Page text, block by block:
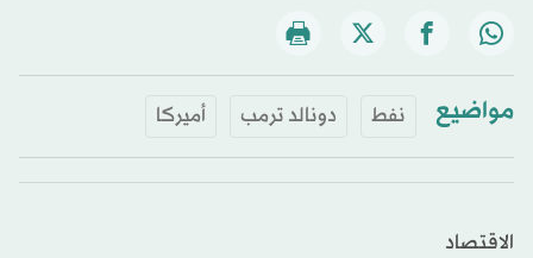
مواضيع نفط دونالد ترمب أميركا
الاقتصاد